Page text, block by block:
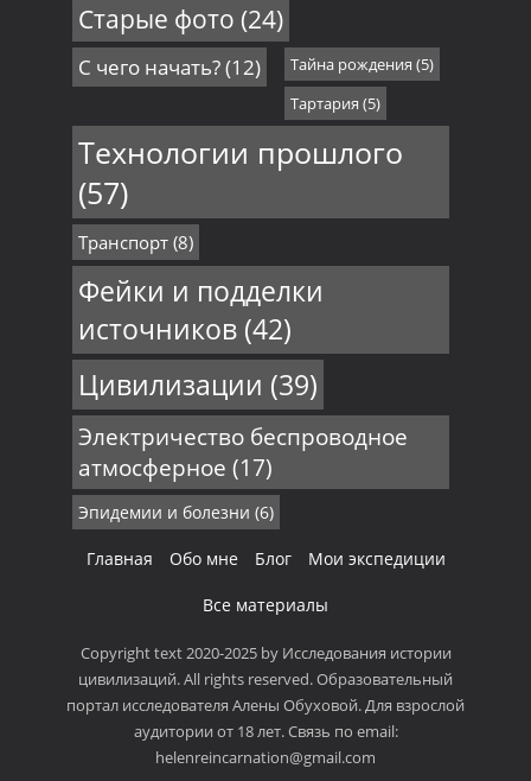
Старые фото (24)
С чего начать?(12) Тайна рождения (5)
Тартария (5)
Технологии прошлого
(57)
Транспорт(8)
Фейки и подделки
источников(42)
Цивилизации (39)
Электричество беспроводное
атмосферное (17)
Эпидемии и болезни (6)
Главная Обо мне Блог Мои экспедиции
Все материалы
Copyright text 2020-2025 by Исследования истории
цивилизаций. All rights reserved. Образовательный
портал исследователя Алены Обуховой. Для взрослой
аудитории от 18 лет. Связь по email:
helenreincarnation@gmail.com